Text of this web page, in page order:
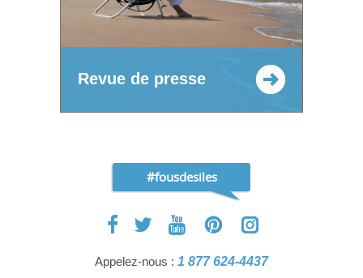
Revue de presse
#fousdesiles
Appelez-nous : 1 877 624-4437